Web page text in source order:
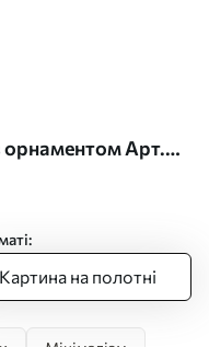
орнаментом Арт.
Картина на полотні